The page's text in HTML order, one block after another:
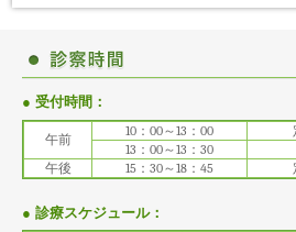
● 受付時間：
午前
10：00～13：00
13：00～13：30
午後
15：30～18：45
● 診療スケジュール：